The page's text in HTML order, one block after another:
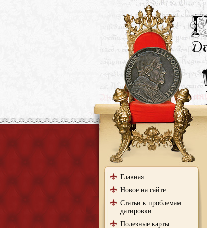
Главная
Новое на сайте
Статьи к проблемам
датировки
Полезные карты